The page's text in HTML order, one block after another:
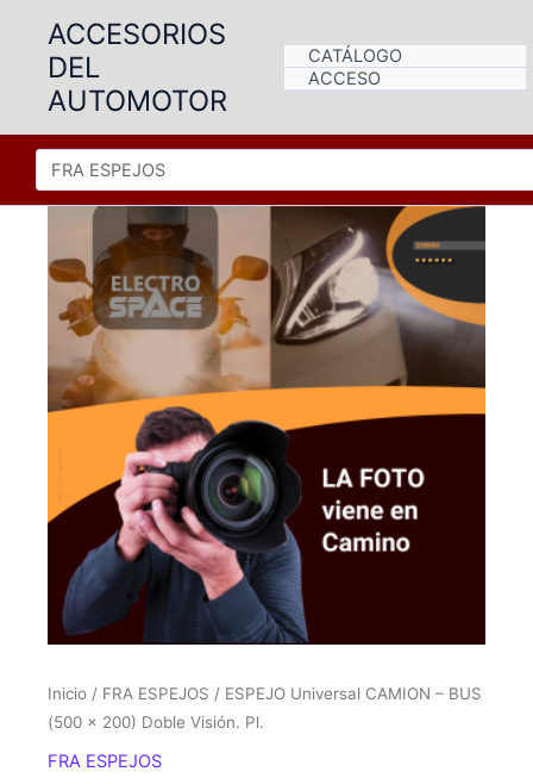
contenido
ACCESORIOS
DEL
AUTOMOTOR
CATÁLOGO
ACCESO
Inicio / FRA ESPEJOS / ESPEJO Universal CAMION – BUS
(500 x 200) Doble Visión. Pl.
FRA ESPEJOS